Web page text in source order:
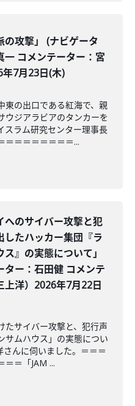
の攻撃」 (ナビゲータ
一 コメンテーター：宮
年7月23日(木)
東の出口である紅海で、親
ウジアラビアのタンカーを
スラム研究センター理事長
＝＝＝＝＝＝＝＝...
へのサイバー攻撃と犯
したハッカー集団『ラ
ス』の実態について」
ター：石田健 コメンテ
上洋）2026年7月22日
たサイバー攻撃と、犯行声
サムハウス」の実態につい
んに伺いました。＝＝＝
＝＝「JAM ...